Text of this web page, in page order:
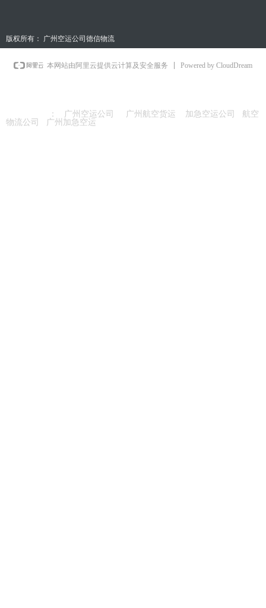
版权所有： 广州空运公司德信物流
： 广州空运公司 广州航空货运 加急空运公司 航空
物流公司 广州加急空运
本网站由阿里云提供云计算及安全服务 Powered by CloudDream